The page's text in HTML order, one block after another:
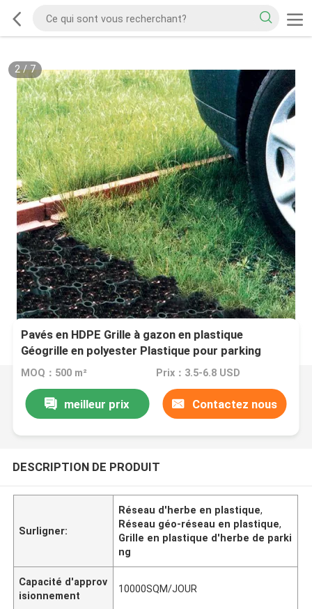
2/7
Pavés en HDPE Grille à gazon en plastique
Géogrille en polyester Plastique pour parking
Sortie de secours En gros Aménagement
gravier
MOQ：500 m² Prix：3.5-6.8 USD
meilleur prix Contactez nous
DESCRIPTION DE PRODUIT
Surligner:
Réseau d'herbe en plastique,
Réseau géo-réseau en plastique,
Grille en plastique d'herbe de parki
ng
Capacité d'approv
isionnement
10000SQM/JOUR